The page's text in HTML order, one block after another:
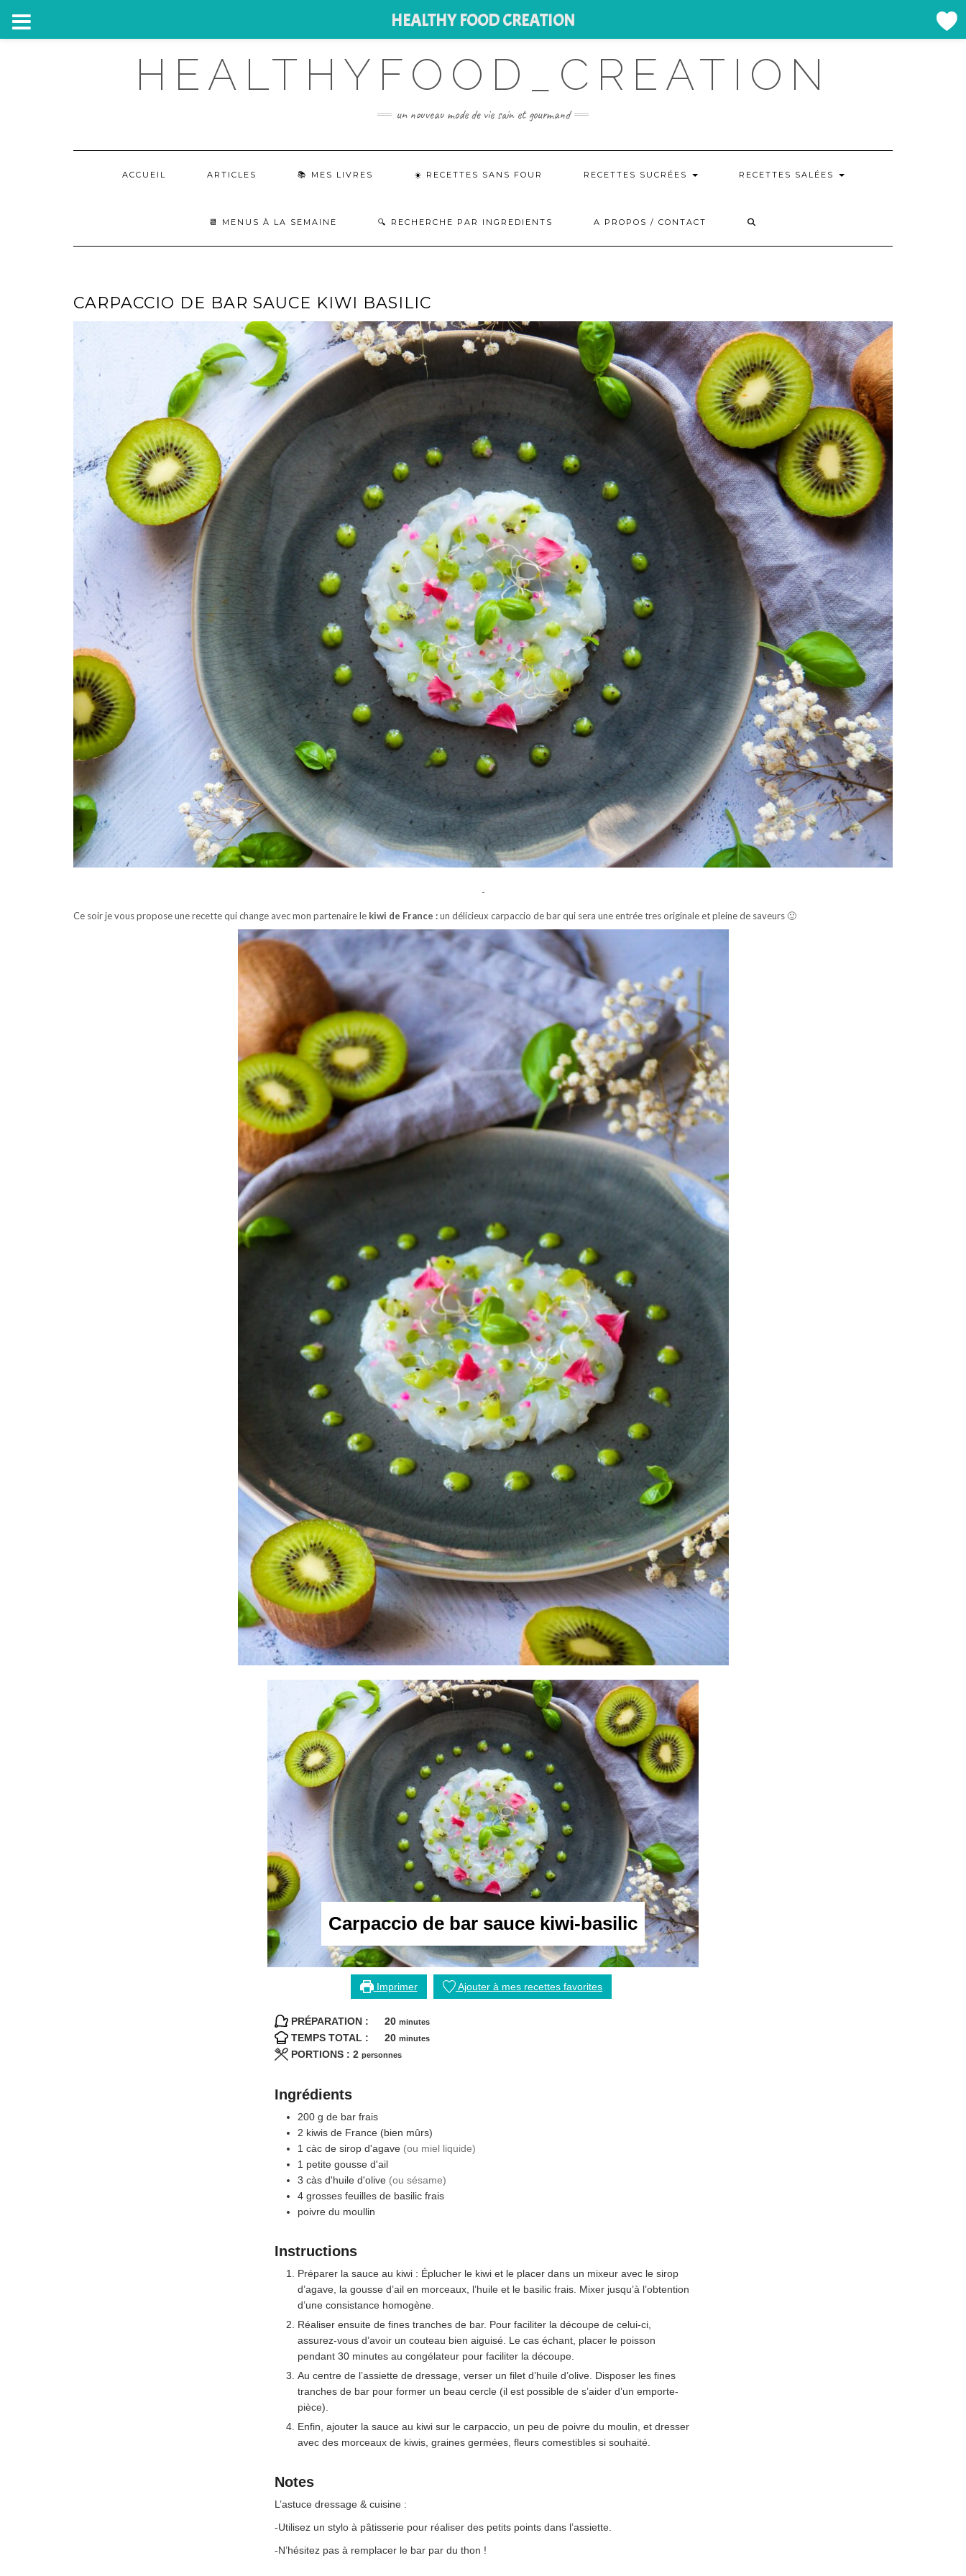
HEALTHYFOOD_CREATION
un nouveau mode de vie sain et gourmand
ACCUEIL ARTICLES MES LIVRES ☀️ RECETTES SANS FOUR RECETTES SUCRÉES RECETTES SALÉES
📆 MENUS À LA SEMAINE RECHERCHE PAR INGREDIENTS A PROPOS / CONTACT
CARPACCIO DE BAR SAUCE KIWI BASILIC
-
Ce soir je vous propose une recette qui change avec mon partenaire le kiwi de France :un délicieux carpaccio de bar qui sera une entrée tres originale et pleine de saveurs 🙂
Carpaccio de bar sauce kiwi-basilic
Imprimer Ajouter à mes recettes favorites
PRÉPARATION : 20minutes
minutes
TEMPS TOTAL : 20minutes
minutes
PORTIONS : 2 personnes
Ingrédients
200 g de bar frais
2 kiwis de France (bien mûrs)
1 càc de sirop d'agave (ou miel liquide)
1 petite gousse d'ail
3 càs d'huile d'olive (ou sésame)
4 grosses feuilles de basilic frais
poivre du moullin
Instructions
Préparer la sauce au kiwi : Éplucher le kiwi et le placer dans un mixeur avec le sirop
d’agave, la gousse d’ail en morceaux, l’huile et le basilic frais. Mixer jusqu’à l’obtention
d’une consistance homogène.
Réaliser ensuite de fines tranches de bar. Pour faciliter la découpe de celui-ci,
assurez-vous d’avoir un couteau bien aiguisé. Le cas échant, placer le poisson
pendant 30 minutes au congélateur pour faciliter la découpe.
Au centre de l’assiette de dressage, verser un filet d’huile d’olive. Disposer les fines
tranches de bar pour former un beau cercle (il est possible de s’aider d’un emporte-
pièce).
Enfin, ajouter la sauce au kiwi sur le carpaccio, un peu de poivre du moulin, et dresser
avec des morceaux de kiwis, graines germées, fleurs comestibles si souhaité.
Notes
L’astuce dressage & cuisine :
-Utilisez un stylo à pâtisserie pour réaliser des petits points dans l’assiette.
-N’hésitez pas à remplacer le bar par du thon !
HEALTHY FOOD CREATION